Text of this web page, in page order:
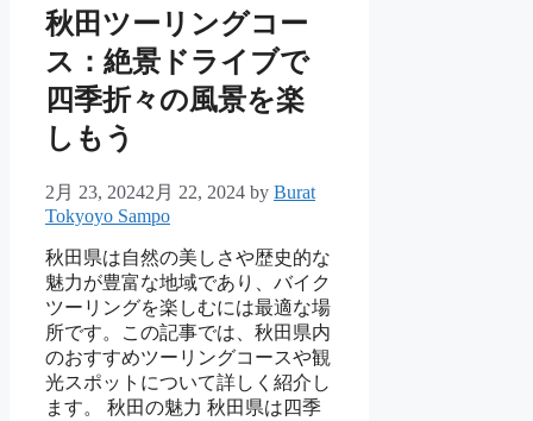
秋田ツーリングコー
ス：絶景ドライブで
四季折々の風景を楽
しもう
2月 23, 20242月 22, 2024 by Burat
Tokyoyo Sampo
秋田県は自然の美しさや歴史的な
魅力が豊富な地域であり、バイク
ツーリングを楽しむには最適な場
所です。この記事では、秋田県内
のおすすめツーリングコースや観
光スポットについて詳しく紹介し
ます。 秋田の魅力 秋田県は四季